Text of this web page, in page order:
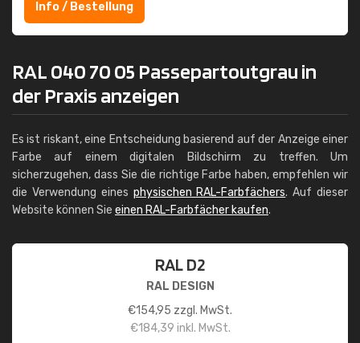
Info / Bestellung
RAL 040 70 05 Passepartoutgrau in
der Praxis anzeigen
Es ist riskant, eine Entscheidung basierend auf der Anzeige einer
Farbe auf einem digitalen Bildschirm zu treffen. Um
sicherzugehen, dass Sie die richtige Farbe haben, empfehlen wir
die Verwendung eines physischen RAL-Farbfächers. Auf dieser
Website können Sie einen RAL-Farbfächer kaufen.
RAL D2
RAL DESIGN
€154,95 zzgl. MwSt.
€184,39 inkl. MwSt.